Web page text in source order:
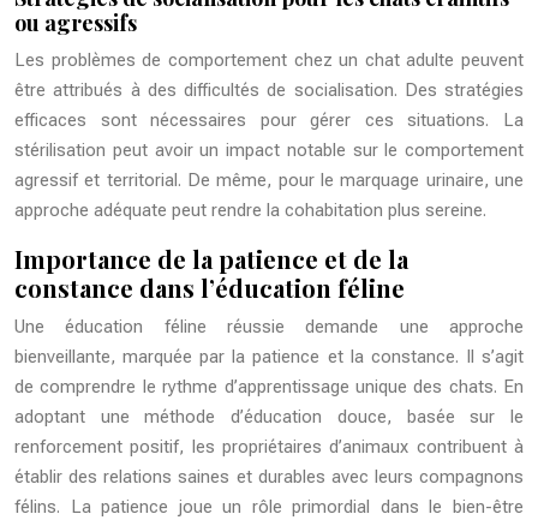
ou agressifs
Les problèmes de comportement chez un chat adulte peuvent
être attribués à des difficultés de socialisation. Des stratégies
efficaces sont nécessaires pour gérer ces situations. La
stérilisation peut avoir un impact notable sur le comportement
agressif et territorial. De même, pour le marquage urinaire, une
approche adéquate peut rendre la cohabitation plus sereine.
Importance de la patience et de la
constance dans l’éducation féline
Une éducation féline réussie demande une approche
bienveillante, marquée par la patience et la constance. Il s’agit
de comprendre le rythme d’apprentissage unique des chats. En
adoptant une méthode d’éducation douce, basée sur le
renforcement positif, les propriétaires d’animaux contribuent à
établir des relations saines et durables avec leurs compagnons
félins. La patience joue un rôle primordial dans le bien-être